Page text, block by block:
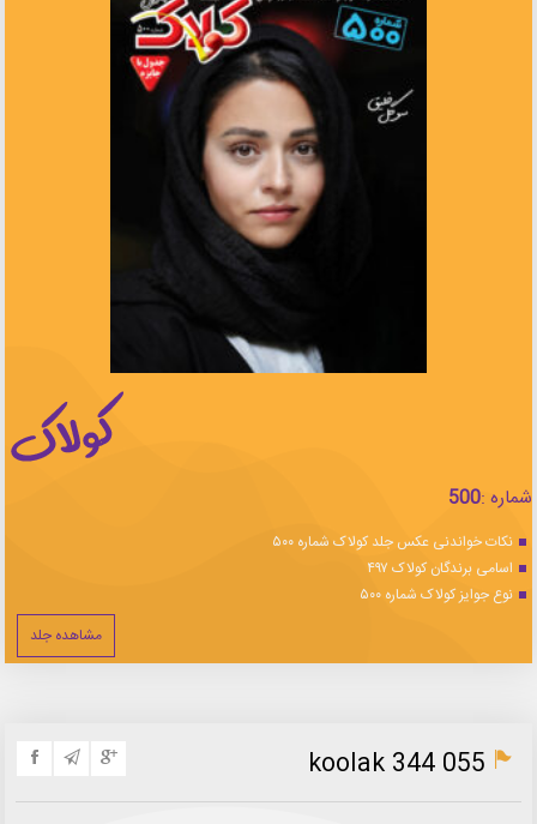
شماره :500
نکات خواندنی عکس جلد کولاک شماره ۵۰۰
اسامی برندگان کولاک ۴۹۷
نوع جوایز کولاک شماره ۵۰۰
مشاهده جلد
koolak 344 055